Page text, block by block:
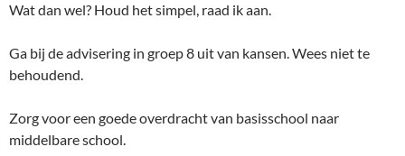
Wat dan wel? Houd het simpel, raad ik aan.
Ga bij de advisering in groep 8 uit van kansen. Wees niet te
behoudend.
Zorg voor een goede overdracht van basisschool naar
middelbare school.